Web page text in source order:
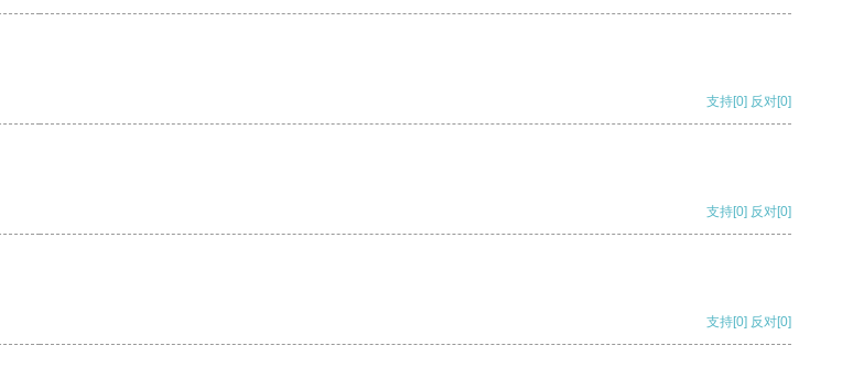
支持[0] 反对[0]
支持[0] 反对[0]
支持[0] 反对[0]